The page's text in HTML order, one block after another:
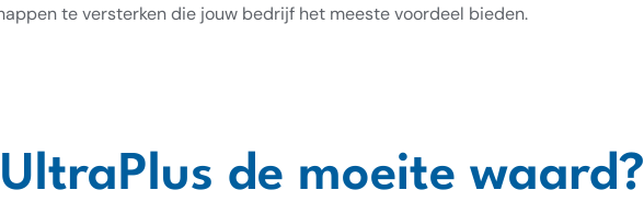
te versterken die jouw bedrijf het meeste voordeel bieden.
de moeite waard?